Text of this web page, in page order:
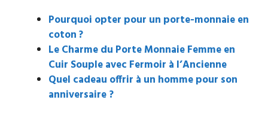
Pourquoi opter pour un porte-monnaie en
coton ?
Le Charme du Porte Monnaie Femme en
Cuir Souple avec Fermoir à l’Ancienne
Quel cadeau offrir à un homme pour son
anniversaire ?